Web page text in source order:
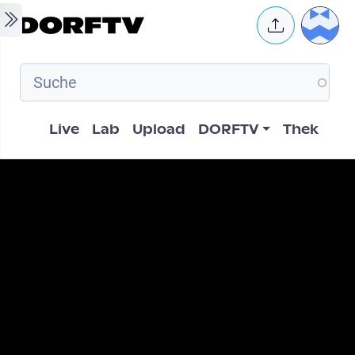
Skip to main content User
Hauptnavigation
Live Lab Upload DORFTV Thek